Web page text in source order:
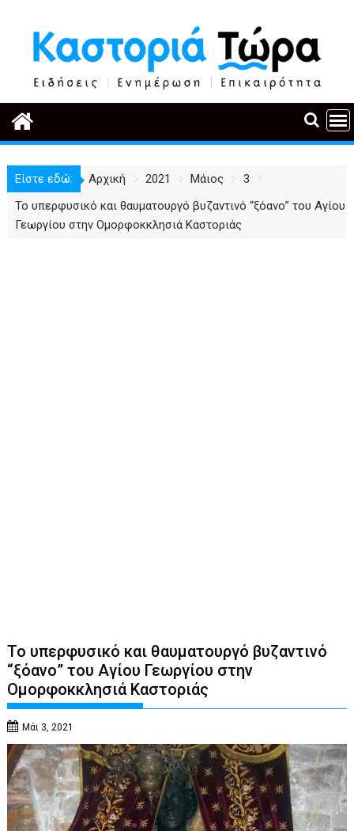
περιεχόμενο
Είστε εδώ: Αρχική 2021 Μάιος
3
Το υπερφυσικό και θαυματουργό βυζαντινό “ξόανο” του Αγίου
Γεωργίου στην Ομορφοκκλησιά Καστοριάς
Το υπερφυσικό και θαυματουργό βυζαντινό
“ξόανο” του Αγίου Γεωργίου στην
Ομορφοκκλησιά Καστοριάς
Μάι 3, 2021